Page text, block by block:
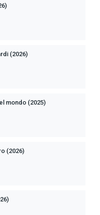
(2026)
mondo (2025)
(2026)